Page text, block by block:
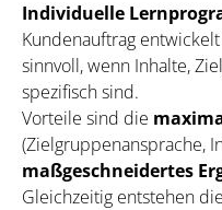
Individuelle
Kundenauftrag
sinnvoll, wenn Inhalte,
spezifisch sind.
Vorteile sind die
(Zielgruppenansprache,
maßgeschneidertes
Gleichzeitig entstehen